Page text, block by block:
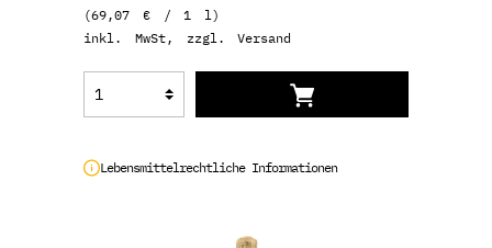
(69,07 € / 1 l)
inkl. MwSt, zzgl. Versand
Lebensmittelrechtliche Informationen